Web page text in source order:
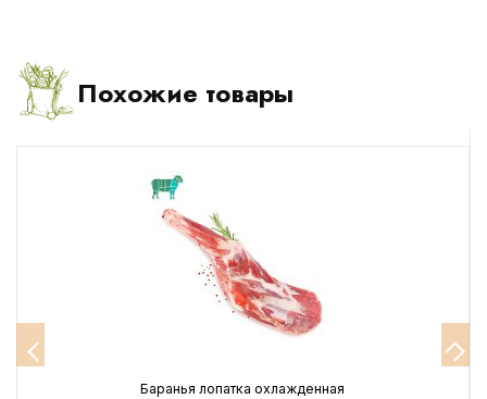
Похожие товары
Баранья лопатка охлажденная